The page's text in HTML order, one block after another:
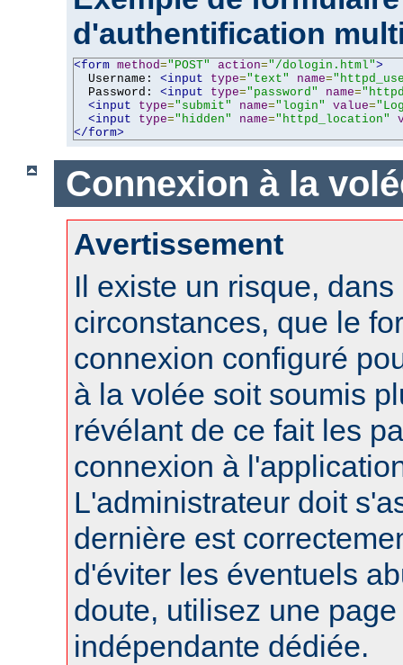
d'authentification
<form method="POST" action="/dologin.html">
  Username:
<input type="text" name=
  Password:
<input type="password" name=
<input
type="submit" name="login" value=
<input
type="hidden" name="httpd_location"
</form>
Connexion à la
Avertissement
Il existe un risque,
circonstances, que le
connexion configuré
à la volée soit soumis
révélant de ce fait les
connexion à
L'administrateur doit
dernière est
d'éviter les éventuels
doute, utilisez une
indépendante dédiée.